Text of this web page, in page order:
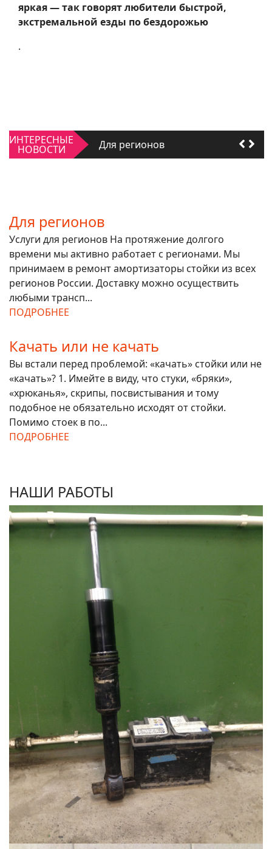
яркая — так говорят любители быстрой,
экстремальной езды по бездорожью
.
ИНТЕРЕСНЫЕ
НОВОСТИ Качать или не качать
Для регионов
Услуги для регионов На протяжение долгого
времени мы активно работает с регионами. Мы
принимаем в ремонт амортизаторы стойки из всех
регионов России. Доставку можно осуществить
любыми трансп...
ПОДРОБНЕЕ
Качать или не качать
Вы встали перед проблемой: «качать» стойки или не
«качать»? 1. Имейте в виду, что стуки, «бряки»,
«хрюканья», скрипы, посвистывания и тому
подобное не обязательно исходят от стойки.
Помимо стоек в по...
ПОДРОБНЕЕ
НАШИ РАБОТЫ